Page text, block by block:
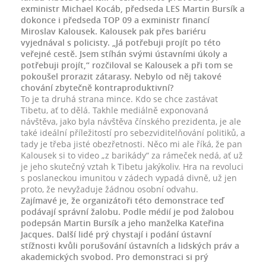
exministr Michael Kocáb, předseda LES Martin Bursík a
dokonce i předseda TOP 09 a exministr financí
Miroslav Kalousek. Kalousek pak přes bariéru
vyjednával s policisty. „Já potřebuji projít po této
veřejné cestě. Jsem stíhán svými ústavními úkoly a
potřebuji projít,“ rozčiloval se Kalousek a při tom se
pokoušel prorazit zátarasy. Nebylo od něj takové
chování zbytečně kontraproduktivní?
To je ta druhá strana mince. Kdo se chce zastávat
Tibetu, ať to dělá. Takhle mediálně exponovaná
návštěva, jako byla návštěva čínského prezidenta, je ale
také ideální příležitostí pro sebezviditelňování politiků, a
tady je třeba jisté obezřetnosti. Něco mi ale říká, že pan
Kalousek si to video „z barikády“ za rámeček nedá, ať už
je jeho skutečný vztah k Tibetu jakýkoliv. Hra na revoluci
s poslaneckou imunitou v zádech vypadá divně, už jen
proto, že nevyžaduje žádnou osobní odvahu.
Zajímavé je, že organizátoři této demonstrace teď
podávají správní žalobu. Podle médií je pod žalobou
podepsán Martin Bursík a jeho manželka Kateřina
Jacques. Další lidé prý chystají i podání ústavní
stížnosti kvůli porušování ústavních a lidských práv a
akademických svobod. Pro demonstraci si prý